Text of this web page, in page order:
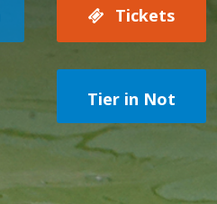
Tickets
Tier in Not